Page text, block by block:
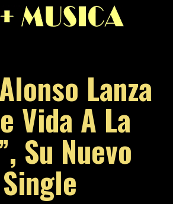
Lanza
Vida A La
Su Nuevo
Single